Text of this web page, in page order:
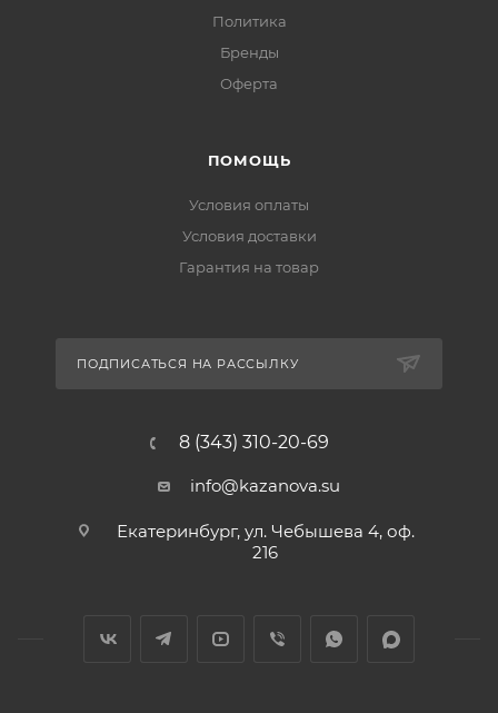
Политика
Бренды
Оферта
ПОМОЩЬ
Условия оплаты
Условия доставки
Гарантия на товар
ПОДПИСАТЬСЯ НА РАССЫЛКУ
8 (343) 310-20-69
info@kazanova.su
Екатеринбург, ул. Чебышева 4, оф.
216